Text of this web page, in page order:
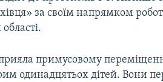
за своїм напрямком
примусовому
одинадцятьох дітей. Вони